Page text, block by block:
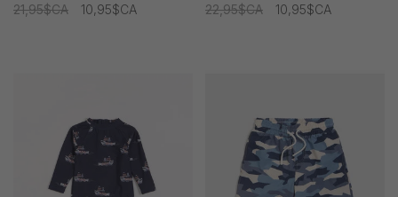
21,95$CA
10,95$CA
22,95$CA
10,95$CA